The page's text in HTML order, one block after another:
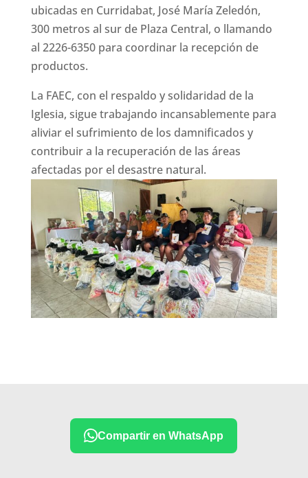
ubicadas en Curridabat, José María Zeledón,
300 metros al sur de Plaza Central, o llamando
al 2226-6350 para coordinar la recepción de
productos.
La FAEC, con el respaldo y solidaridad de la
Iglesia, sigue trabajando incansablemente para
aliviar el sufrimiento de los damnificados y
contribuir a la recuperación de las áreas
afectadas por el desastre natural.
Compartir en WhatsApp